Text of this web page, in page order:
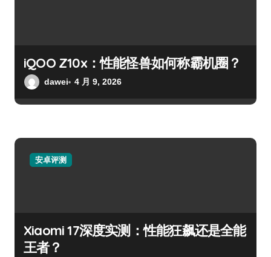
iQOO Z10x：性能怪兽如何称霸机圈？
dawei 4 月 9, 2026
安卓评测
Xiaomi 17深度实测：性能狂飙还是全能
王者？